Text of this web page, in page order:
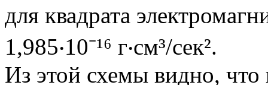
для квадрата
1,985‧10⁻¹⁶ г‧см³/сек².
Из этой схемы видно, что